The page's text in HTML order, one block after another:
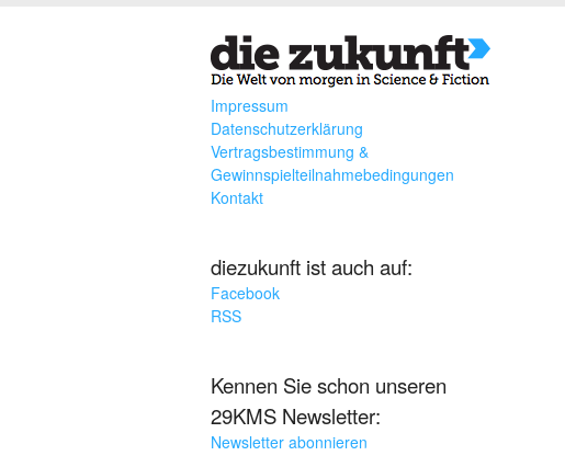
Impressum
Datenschutzerklärung
Vertragsbestimmung &
Gewinnspielteilnahmebedingungen
Kontakt
diezukunft ist auch auf:
Facebook
RSS
Kennen Sie schon unseren
29KMS Newsletter:
Newsletter abonnieren